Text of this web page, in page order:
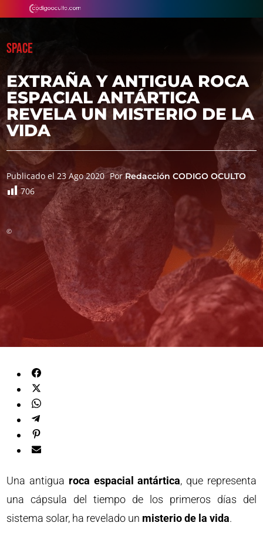
SPACE
EXTRAÑA Y ANTIGUA ROCA
ESPACIAL ANTÁRTICA
REVELA UN MISTERIO DE LA
VIDA
Publicado el 23 Ago 2020 PorRedacción CODIGO OCULTO
706
©
Una antigua roca espacial antártica, que representa
una cápsula del tiempo de los primeros días del
sistema solar, ha revelado un misterio de la vida.